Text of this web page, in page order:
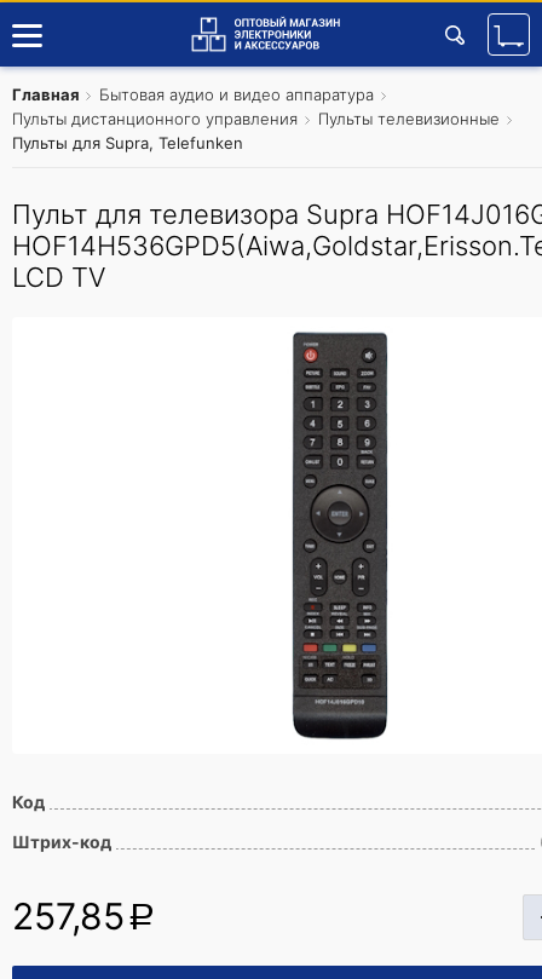
Главная
Бытовая аудио и видео аппаратура
Пульты дистанционного управления
Пульты телевизионные
Пульты для Supra, Telefunken
Пульт для телевизора Supra
LCD TV
Код
Штрих-код
257,85 a